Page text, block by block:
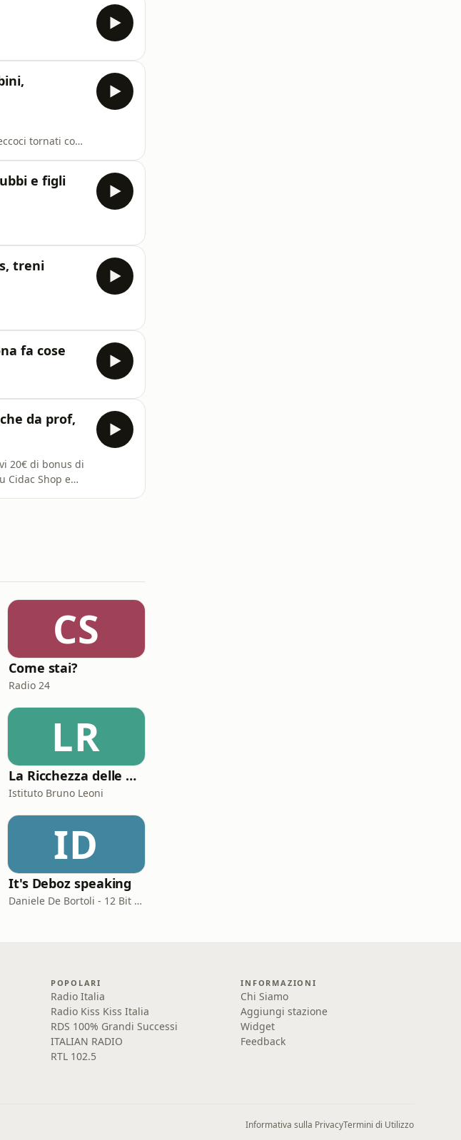
tornati con
e figli
treni
fa cose
da prof,
20€ di bonus di
Cidac Shop e
CS
Come stai?
Radio 24
LR
La Ricchezza delle Nazioni
Istituto Bruno Leoni
ID
It's Deboz speaking
Daniele De Bortoli - 12 Bit Retrogaming Trieste
POPOLARI
Radio Italia
Radio Kiss Kiss Italia
RDS 100% Grandi Successi
ITALIAN RADIO
RTL 102.5
INFORMAZIONI
Chi Siamo
Aggiungi stazione
Widget
Feedback
Informativa sulla PrivacyTermini di Utilizzo